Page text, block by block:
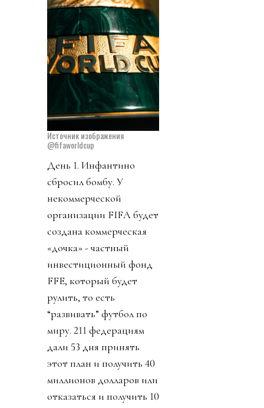
Источник изображения
@fifaworldcup
День 1. Инфантино
сбросил бомбу. У
некоммерческой
организации FIFA будет
создана коммерческая
«дочка» - частный
инвестиционный фонд
FFE, который будет
рулить, то есть
“развивать” футбол по
миру. 211 федерациям
дали 53 дня принять
этот план и получить 40
миллионов долларов или
отказаться и получить 10